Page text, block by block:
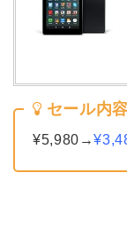
セール内容
¥5,980→